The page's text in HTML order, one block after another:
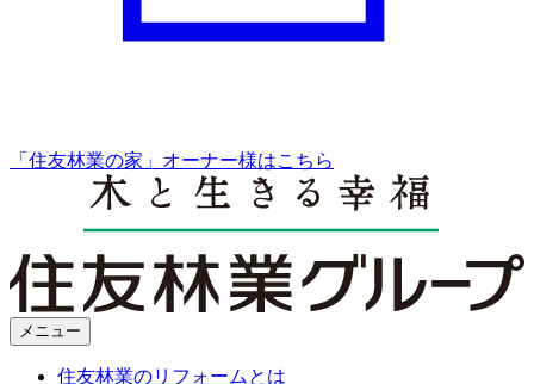
「住友林業の家」オーナー様はこちら
メニュー
住友林業のリフォームとは